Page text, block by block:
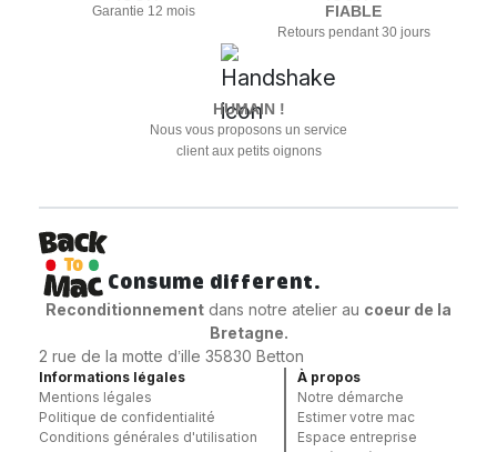
Garantie 12 mois
FIABLE
Retours pendant 30 jours
HUMAIN !
Nous vous proposons un service
client aux petits oignons
Consume different.
Reconditionnement dans notre atelier au coeur de la
Bretagne.
2 rue de la motte d’ille 35830 Betton
Informations légales
Mentions légales
Politique de confidentialité
Conditions générales d'utilisation
À propos
Notre démarche
Estimer votre mac
Espace entreprise